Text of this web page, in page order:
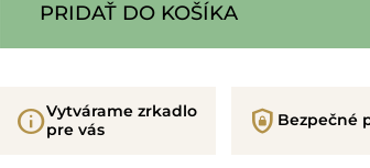
PRIDAŤ DO KOŠÍKA
infoVytvárame zrkadlo
pre vás
shield_lock Bezpečné